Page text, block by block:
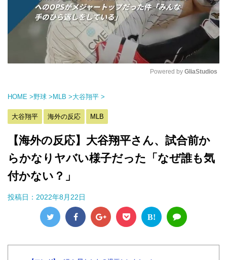
Powered by GliaStudios
HOME >野球 > MLB >大谷翔平 >
大谷翔平 海外の反応 MLB
【海外の反応】大谷翔平さん、試合前か
らかなりヤバい様子だった「なぜ誰も気
付かない？」
投稿日： 2022年8月22日
B!